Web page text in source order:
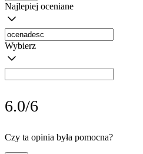
Najlepiej oceniane
Wybierz
6.0/6
Czy ta opinia była pomocna?